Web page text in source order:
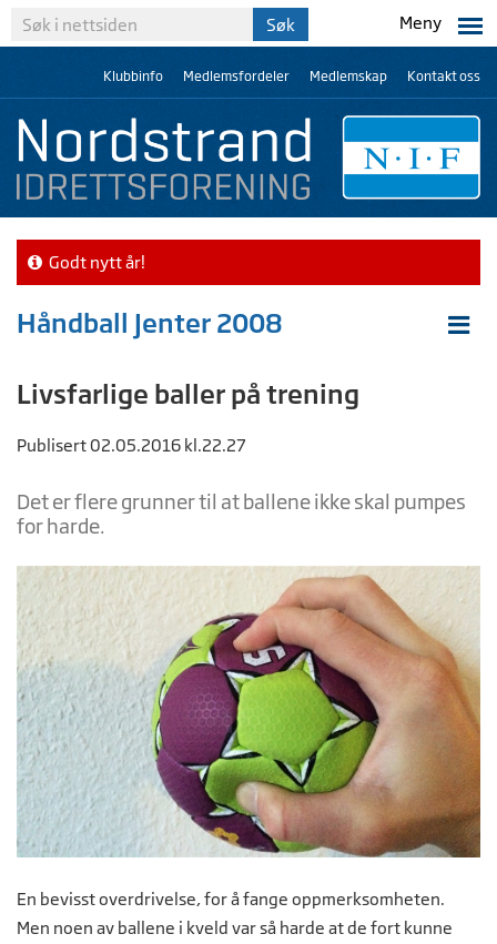
Meny
Klubbinfo Medlemsfordeler Medlemskap Kontakt oss
Godt nytt år!
Håndball Jenter 2008
Livsfarlige baller på trening
Publisert 02.05.2016 kl.22.27
Det er flere grunner til at ballene ikke skal pumpes
for harde.
En bevisst overdrivelse, for å fange oppmerksomheten.
Men noen av ballene i kveld var så harde at de fort kunne